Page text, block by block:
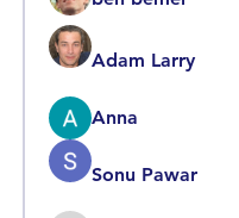
Adam Larry
Anna
Sonu Pawar